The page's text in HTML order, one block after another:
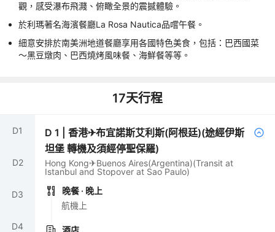
觀，感受瀑布飛濺、俯瞰全景的震撼體驗。
於利瑪著名海濱餐廳La Rosa Nautica品嚐午餐。
細意安排於南美洲地道餐廳享用各國特色美食，包括：巴西國菜
～黑豆燉肉、巴西燒烤風味餐、海鮮餐等等。
17天行程
D1
D2
D3
D4
D1 |香港✈布宜諾斯艾利斯(阿根廷)(途經伊斯
坦堡 轉機及須經停聖保羅)
Hong Kong✈Buenos Aires(Argentina)(Transit at
Istanbul and Stopover at Sao Paulo)
晚餐 · 晚上
航機上
酒店